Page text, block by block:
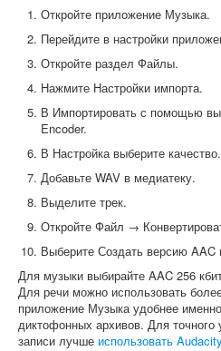
Откройте приложение Музыка.
Перейдите в настройки
Откройте раздел Файлы.
Нажмите Настройки импорта.
В Импортировать с помощью
Encoder.
В Настройка выберите качество.
Добавьте WAV в медиатеку.
Выделите трек.
Откройте Файл →
Выберите Создать версию
Для музыки выбирайте AAC 256
Для речи можно использовать
приложение Музыка удобнее
диктофонных архивов. Для
записи лучше использовать Audacity